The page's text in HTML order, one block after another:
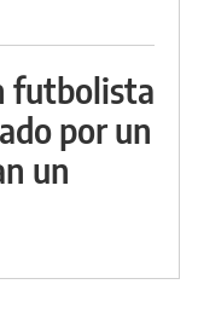
futbolista
por un
un